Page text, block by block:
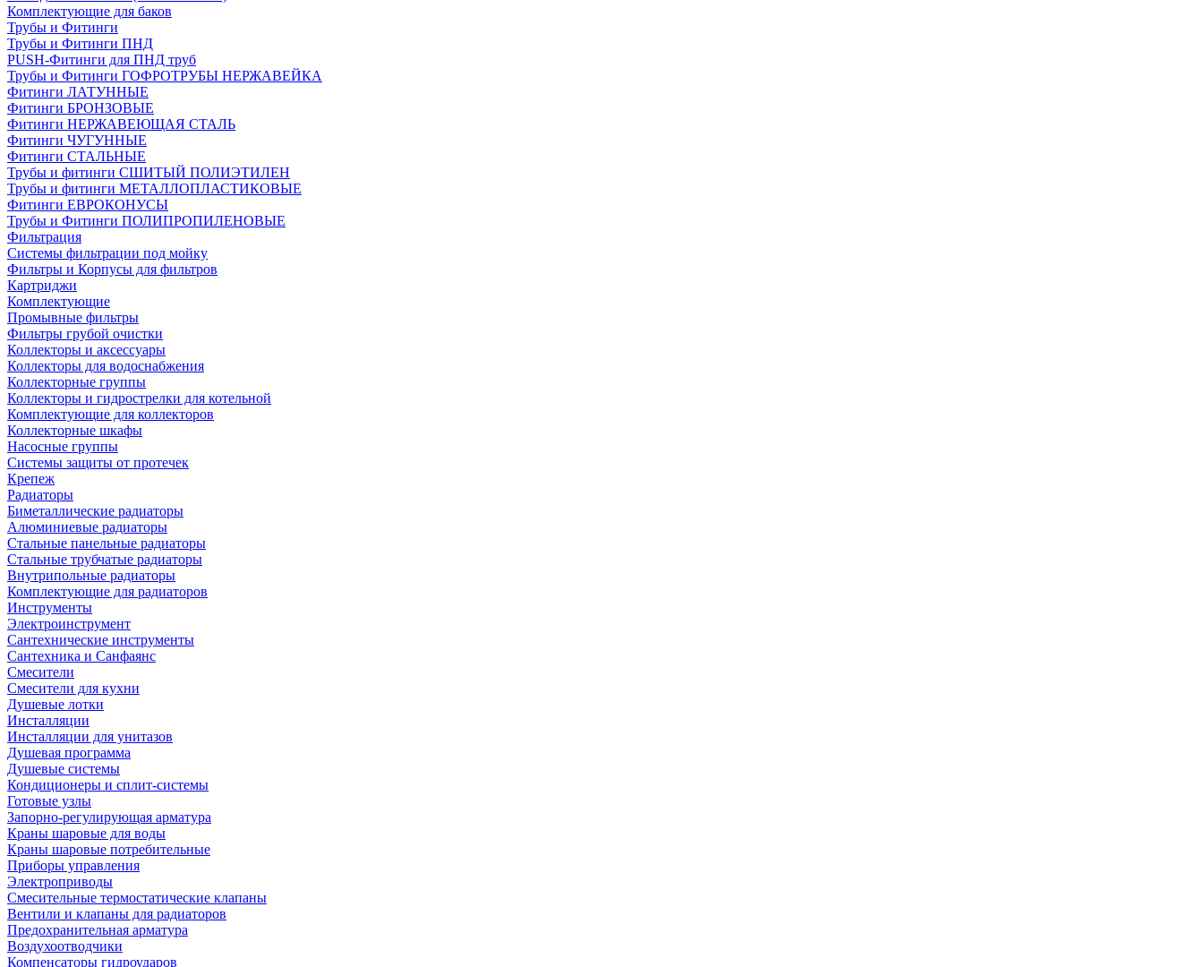
Комплектующие для баков
Трубы и Фитинги
Трубы и Фитинги ПНД
PUSH-Фитинги для ПНД труб
Трубы и Фитинги ГОФРОТРУБЫ НЕРЖАВЕЙКА
Фитинги ЛАТУННЫЕ
Фитинги БРОНЗОВЫЕ
Фитинги НЕРЖАВЕЮЩАЯ СТАЛЬ
Фитинги ЧУГУННЫЕ
Фитинги СТАЛЬНЫЕ
Трубы и фитинги СШИТЫЙ ПОЛИЭТИЛЕН
Трубы и фитинги МЕТАЛЛОПЛАСТИКОВЫЕ
Фитинги ЕВРОКОНУСЫ
Трубы и Фитинги ПОЛИПРОПИЛЕНОВЫЕ
Фильтрация
Системы фильтрации под мойку
Фильтры и Корпусы для фильтров
Картриджи
Комплектующие
Промывные фильтры
Фильтры грубой очистки
Коллекторы и аксессуары
Коллекторы для водоснабжения
Коллекторные группы
Коллекторы и гидрострелки для котельной
Комплектующие для коллекторов
Коллекторные шкафы
Насосные группы
Системы защиты от протечек
Крепеж
Радиаторы
Биметаллические радиаторы
Алюминиевые радиаторы
Стальные панельные радиаторы
Стальные трубчатые радиаторы
Внутрипольные радиаторы
Комплектующие для радиаторов
Инструменты
Электроинструмент
Сантехнические инструменты
Сантехника и Санфаянс
Смесители
Смесители для кухни
Душевые лотки
Инсталляции
Инсталляции для унитазов
Душевая программа
Душевые системы
Кондиционеры и сплит-системы
Готовые узлы
Запорно-регулирующая арматура
Краны шаровые для воды
Краны шаровые потребительные
Приборы управления
Электроприводы
Смесительные термостатические клапаны
Вентили и клапаны для радиаторов
Предохранительная арматура
Воздухоотводчики
Компенсаторы гидроударов